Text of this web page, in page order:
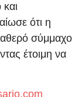
ότι η
σύμμαχο
έτοιμη να